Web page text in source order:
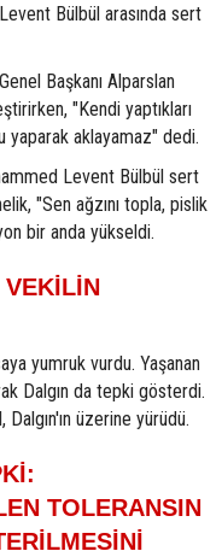
Bülbül arasında sert
Başkanı Alparslan
"Kendi yaptıkları
yaparak aklayamaz" dedi.
Levent Bülbül sert
"Sen ağzını topla, pislik
bir anda yükseldi.
VEKİLİN
yumruk vurdu. Yaşanan
Dalgın da tepki gösterdi.
Dalgın'ın üzerine yürüdü.
TOLERANSIN